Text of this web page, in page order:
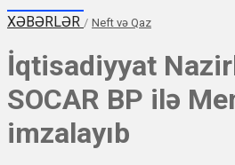
XƏBƏRLƏR / Neft və Qaz
İqtisadiyyat
SOCAR BP ilə
imzalayıb